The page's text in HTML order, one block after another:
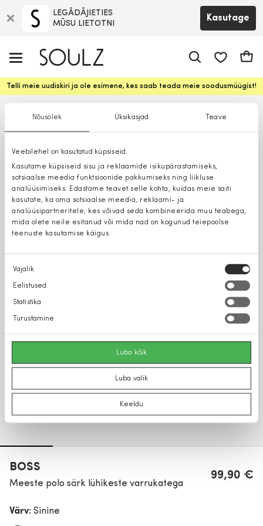
Nõusolek Üksikasjad Teave
Veebilehel on kasutatud küpsiseid.
Kasutame küpsiseid sisu ja reklaamide isikupärastamiseks,
sotsiaalse meedia funktsioonide pakkumiseks ning liikluse
analüüsimiseks. Edastame teavet selle kohta, kuidas meie saiti
kasutate, ka oma sotsiaalse meedia, reklaami- ja
analüüsipartneritele, kes võivad seda kombineerida muu teabega,
mida olete neile esitanud või mida nad on kogunud teiepoolse
teenuste kasutamise käigus.
Nõusoleku
valik
Vajalik
Eelistused
Statistika
Turustamine
Luba kõik
Luba valik
Keeldu
LEGĀDĀJIETIES
MŪSU LIETOTNI
Kasutage
Telli meie uudiskiri ja ole esimene, kes saab teada meie soodusmüügist!
BOSS
Meeste polo särk lühikeste varrukatega
99,90 €
Värv: Sinine